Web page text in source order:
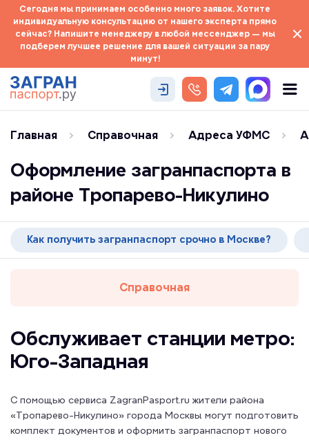
Сегодня мы принимаем особенно много заявок. Хотите
индивидуальную консультацию от нашего эксперта прямо
сейчас? Напишите менеджеру в любой мессенджер — мы
подберем лучшее решение для вашей ситуации за пару
минут!
Главная Справочная Адреса УФМС
Оформление загранпаспорта в
районе Тропарево-Никулино
Как получить загранпаспорт срочно в Москве?
Справочная
Обслуживает станции метро:
Юго-Западная
С помощью сервиса ZagranPasport.ru жители района
«Тропарево-Никулино» города Москвы могут подготовить
комплект документов и оформить загранпаспорт нового